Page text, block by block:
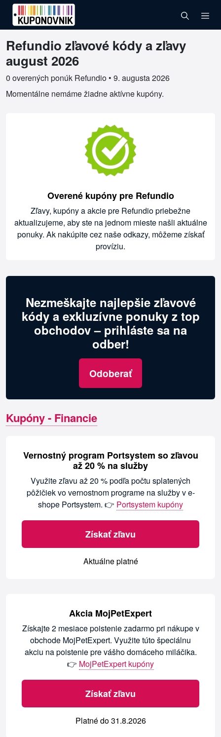
Refundio zľavové kódy a zľavy
august 2026
0 overených ponúk Refundio • 9. augusta 2026
Overené kupóny pre Refundio
Momentálne nemáme žiadne aktívne kupóny.
Overené kupóny pre Refundio
Zľavy, kupóny a akcie pre Refundio priebežne
aktualizujeme, aby ste na jednom mieste našli aktuálne
ponuky. Ak nakúpite cez naše odkazy, môžeme získať
províziu.
Nezmeškajte najlepšie zľavové
kódy a exkluzívne ponuky z top
obchodov – prihláste sa na
odber!
Odoberať
Kupóny - Financie
Vernostný program Portsystem so zľavou
až 20 % na služby
Využite zľavu až 20 % podľa počtu splatených
pôžičiek vo vernostnom programe na služby v e-
shope Portsystem. 👉 Portsystem kupóny
Získať zľavu
Aktuálne platné
Akcia MojPetExpert
Získajte 2 mesiace poistenie zadarmo pri nákupe v
obchode MojPetExpert. Využite túto špeciálnu
akciu na poistenie pre vášho domáceho miláčika.
👉 MojPetExpert kupóny
Získať zľavu
Platné do 31.8.2026